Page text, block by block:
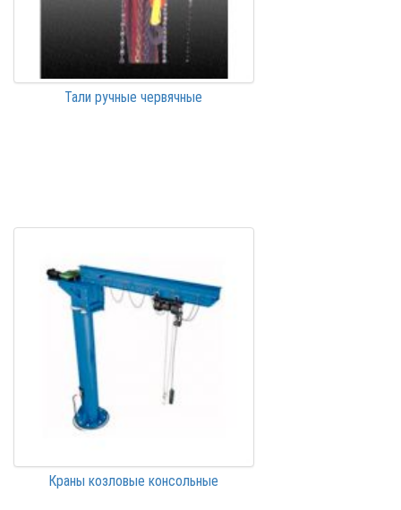
Тали ручные червячные
Краны козловые консольные